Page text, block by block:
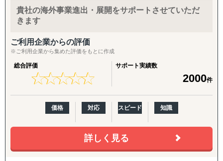
------------------------------------
「商談化」「販路開拓」という成果に直結する実行支援で
す。
2. パートナー開拓支援
海外展開の成否を分けるのは「正しいパートナーとの掛け
合わせ」です。開拓戦略の策定、ターゲットリストの優先
度付け、アプローチ代行、契約・スキーム構築、そして開
拓後の現地事業開発（定例会・プロジェクト管理・ロード
マップ策定・交渉代行・ローカライズ支援）までを伴走し
3. 越境EC支援（B2C）
米国Amazonを中心に、アカウント開設・商品ページ作
成・コンテンツ戦略・価格/写真方針策定からFBAを前提と
株式会社Visalは、ASEAN地域、特にインドネシアを中心
としたビジネス展開を目指す企業に対し、現地調査、視
現地特化型の実践的なサービスを提供しています。
当社が持つ強固な現地ネットワークと日本人プロジェクト
チームの専門知識を駆使し、机上の検討を超えた「現場実
行力」と「最短最適解」で、クライアント企業を成功へ導
きます。
■主なサービス内容
1. 海外販路開拓・マーケティング
・市場調査および競合分析
・現地視察のアレンジおよび同行支援
・現地プロモーションやテストマーケティングの実施
貴社の海外事業進出・展開をサポートさせていただ
きます
ご利用企業からの評価
※ご利用企業から集めた評価をもとに作成
総合評価
★★★★★
★★★★★
サポート実績数
2000件
価格 対応 スピード 知識
詳しく見る